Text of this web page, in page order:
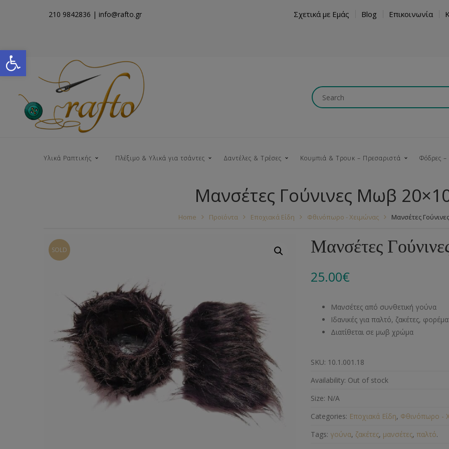
Open toolbar
210 9842836 | info@rafto.gr Σχετικά με Εμάς Blog Επικοινωνία
Υλικά Ραπτικής Πλέξιμο & Υλικά για τσάντες
Νήματα για Τσάντες Κουμπώματα
Μεταλλικά Εξαρτήματα
Νήματα
Αξεσουάρ
Δαντέλες & Τρέσες
Βαμβακερές Κρόσια
Φυτίλια- Κορδόνια
Διάφορες Τρέσες
Κουμπιά & Τρουκ – Πρεσαριστά
Ξύλινα
Πουκαμίσου
Στρας
Μοντγκόμερι
Άλλα Υλικά
Φόδρες
Μανσέτες Γούνινες Μωβ
Home Προϊόντα Εποχιακά Είδη Φθινόπωρο - Χειμώνας Μανσέτες
SOLD Μανσέτες
25.00€
Μανσέτες από συνθετική γούνα
Ιδανικές για παλτό, ζακέτες,
Διατίθεται σε μωβ χρώμα
SKU: 10.1.001.18
Availability: Out of stock
Size: N/A
Categories: Εποχιακά Είδη, Φθινόπωρο -
Tags: γούνα, ζακέτες, μανσέτες,παλτό.